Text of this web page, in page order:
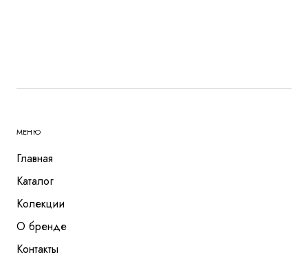
МЕНЮ
Главная
Каталог
Колекции
О бренде
Контакты